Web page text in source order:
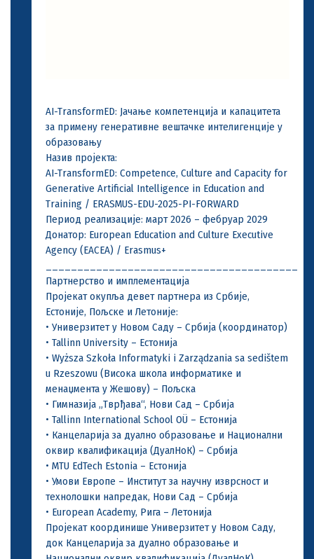
AI-TransformED: Јачање компетенција и капацитета
за примену генеративне вештачке интелигенције у
образовању
Назив пројекта:
AI-TransformED: Competence, Culture and Capacity for
Generative Artificial Intelligence in Education and
Training / ERASMUS-EDU-2025-PI-FORWARD
Период реализације: март 2026 – фебруар 2029
Донатор: European Education and Culture Executive
Agency (EACEA) / Erasmus+
Партнерство и имплементација
Пројекат окупља девет партнера из Србије,
Естоније, Пољске и Летоније:
• Универзитет у Новом Саду – Србија (координатор)
• Tallinn University – Естонија
• Wyższa Szkoła Informatyki i Zarządzania sa sedištem
u Rzeszowu (Висока школа информатике и
менаџмента у Жешову) – Пољска
• Гимназија „Тврђава“, Нови Сад – Србија
• Tallinn International School OÜ – Естонија
• Канцеларија за дуално образовање и Национални
оквир квалификација (ДуалНоК) – Србија
• MTU EdTech Estonia – Естонија
• Умови Европе – Институт за научну изврсност и
технолошки напредак, Нови Сад – Србија
• European Academy, Рига – Летонија
Пројекат координише Универзитет у Новом Саду,
док Канцеларија за дуално образовање и